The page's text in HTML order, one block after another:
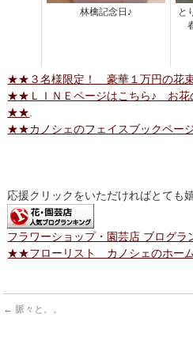
林檎記念日♪
と
★★３名様限定！ 豪華１万円の花
★★ＬＩＮＥページはこちら♪ お花
★★.
★★カノシェのフェイスブックペ
応援クリックをいただければとても
フラワーショップ・園芸店 ブログラ
★★フローリスト カノシェのホー
← 脈々と。。